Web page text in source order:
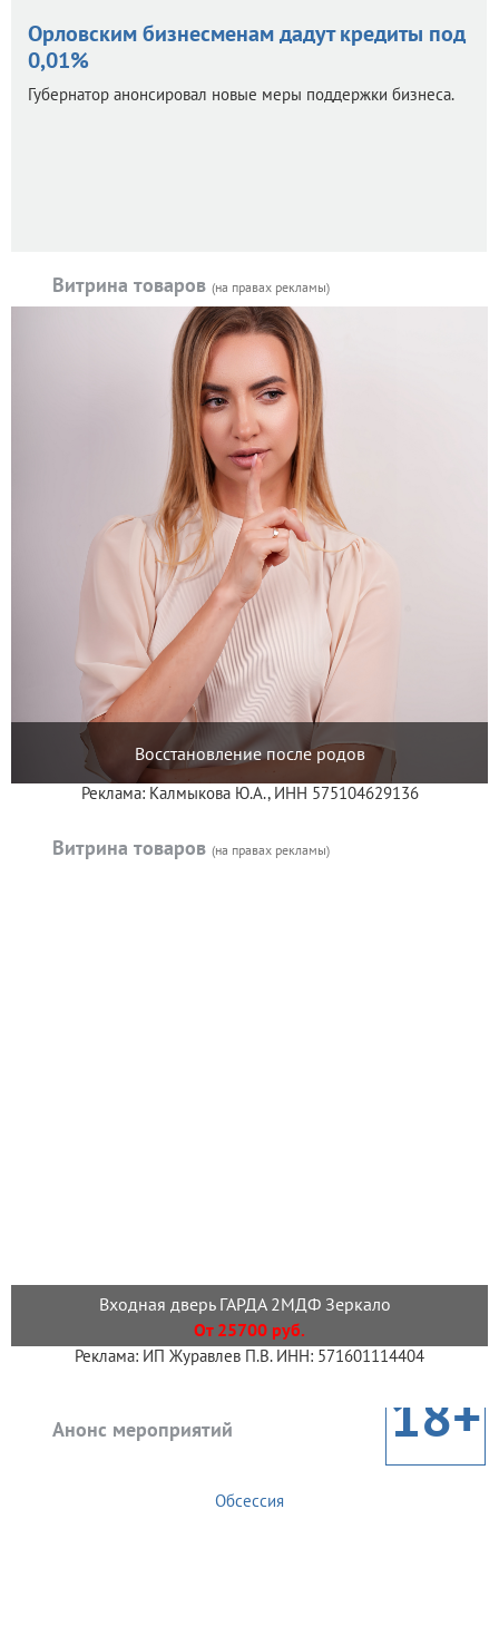
Орловским бизнесменам дадут кредиты под
0,01%
Губернатор анонсировал новые меры поддержки бизнеса.
Витрина товаров (на правах рекламы)
Восстановление после родов
Реклама: Калмыкова Ю.А., ИНН 575104629136
Витрина товаров (на правах рекламы)
Входная дверь ГАРДА 2МДФ Зеркало
От 25700 руб.
Реклама: ИП Журавлев П.В. ИНН: 571601114404
Анонс мероприятий 18+
Обсессия